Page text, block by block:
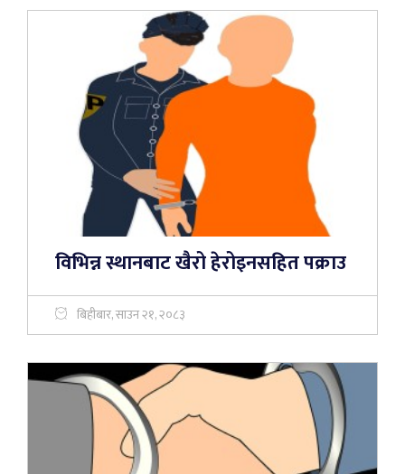
विभिन्न स्थानबाट खैरो हेरोइनसहित पक्राउ
बिहीबार, साउन २१, २०८३